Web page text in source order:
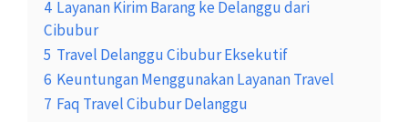
4 Layanan Kirim Barang ke Delanggu dari
Cibubur
5 Travel Delanggu Cibubur Eksekutif
6 Keuntungan Menggunakan Layanan Travel
7 Faq Travel Cibubur Delanggu